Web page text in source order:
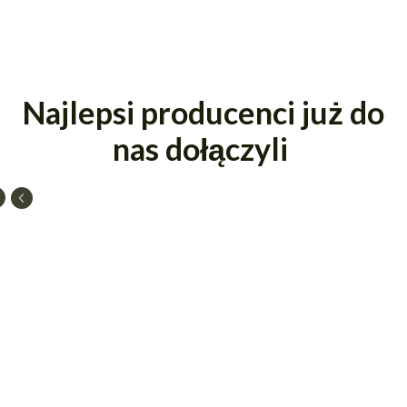
Najlepsi producenci już do
nas dołączyli